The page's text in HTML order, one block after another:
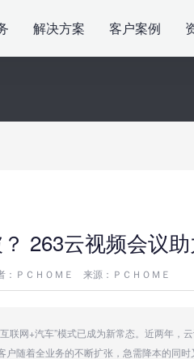
解决方案 客户案例
263云视频会议
：ＰＣＨＯＭＥ 来源：ＰＣＨＯＭＥ
联网+汽车”模式已成为新常态。近两年
随着全业务的不断扩张，急需降本的同